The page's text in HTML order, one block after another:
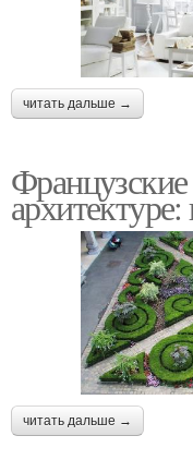
читать дальше →
Французские
читать дальше →